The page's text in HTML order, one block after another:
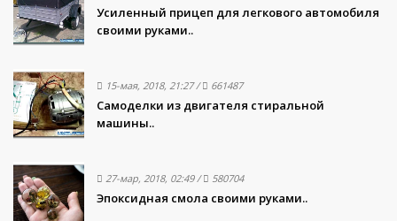
Усиленный прицеп для легкового автомобиля
своими руками..
15-мая, 2018, 21:27/ 661487
Самоделки из двигателя стиральной
машины..
27-мар, 2018, 02:49/ 580704
Эпоксидная смола своими руками..